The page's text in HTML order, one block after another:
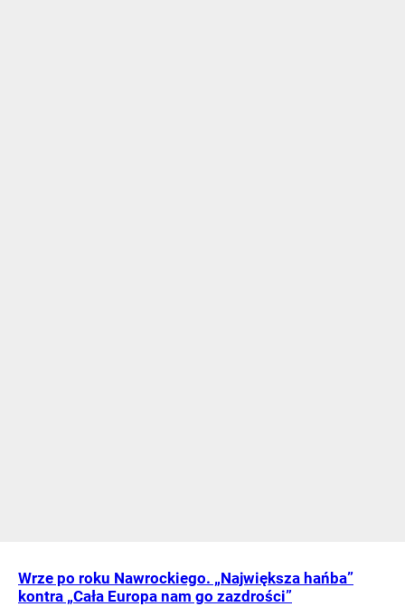
Wrze po roku Nawrockiego. „Największa hańba”
kontra „Cała Europa nam go zazdrości”